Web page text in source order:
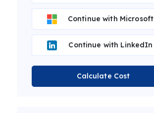
Continue with Microsoft
Continue with LinkedIn
Calculate Cost